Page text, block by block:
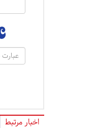
اخبار مرتبط